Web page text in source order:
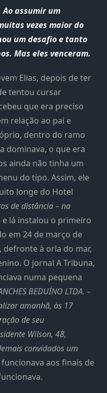
Ao assumir um
vezes maior do
um desafio e tanto
Mas eles venceram.
Elias, depois de ter
tentou cursar
que era preciso
relação ao pai e
dentro do ramo
dominava, o que era
ainda não tinha um
do tipo. Assim, ele
longe do Hotel
de distância – na
e lá instalou o primeiro
em 24 de março de
defronte à orla do mar,
O jornal A Tribuna,
numa pequena
BEDUÍNO LTDA. –
amanhã, às 17
de seu
Wilson, 48,
convidados um
funcionava aos finais de